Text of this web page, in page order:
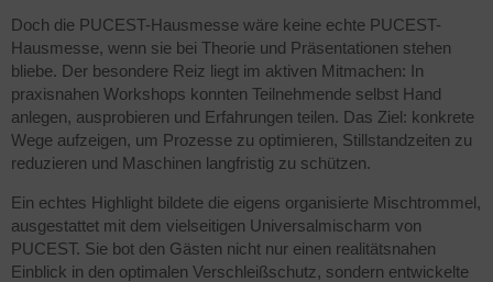
Doch die PUCEST-Hausmesse wäre keine echte PUCEST-
Hausmesse, wenn sie bei Theorie und Präsentationen stehen
bliebe. Der besondere Reiz liegt im aktiven Mitmachen: In
praxisnahen Workshops konnten Teilnehmende selbst Hand
anlegen, ausprobieren und Erfahrungen teilen. Das Ziel: konkrete
Wege aufzeigen, um Prozesse zu optimieren, Stillstandzeiten zu
reduzieren und Maschinen langfristig zu schützen.
Ein echtes Highlight bildete die eigens organisierte Mischtrommel,
ausgestattet mit dem vielseitigen Universalmischarm von
PUCEST. Sie bot den Gästen nicht nur einen realitätsnahen
Einblick in den optimalen Verschleißschutz, sondern entwickelte